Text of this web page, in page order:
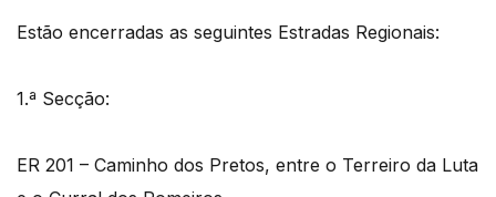
Estão encerradas as seguintes Estradas Regionais:
1.ª Secção:
ER 201 – Caminho dos Pretos, entre o Terreiro da Luta